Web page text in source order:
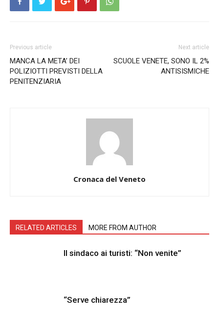
Previous article
MANCA LA META’ DEI
POLIZIOTTI PREVISTI DELLA
PENITENZIARIA
Next article
SCUOLE VENETE, SONO IL 2%
ANTISISMICHE
Cronaca del Veneto
RELATED ARTICLES MORE FROM AUTHOR
Il sindaco ai turisti: “Non venite”
“Serve chiarezza”